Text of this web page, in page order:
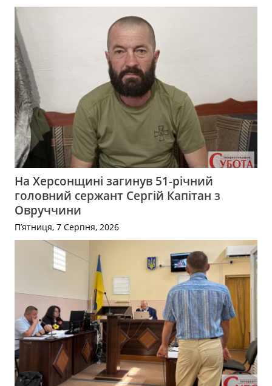
На Херсонщині загинув 51-річний
головний сержант Сергій Капітан з
Овруччини
П’ятниця, 7 Серпня, 2026